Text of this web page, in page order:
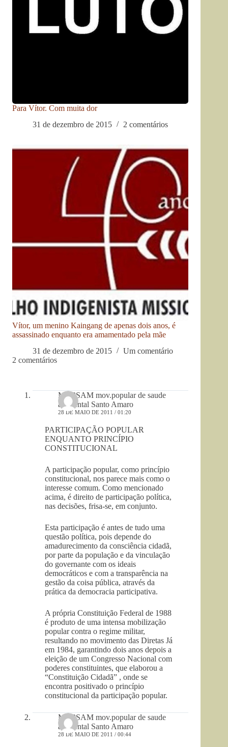
Para Vítor. Com muita dor
31 de dezembro de 2015
2 comentários
Vítor, um menino Kaingang de apenas dois anos, é
assassinado enquanto era amamentado pela mãe
31 de dezembro de 2015
Um comentário
2 comentários
MOPSAM mov.popular de saude
ambiental Santo Amaro
28 DE MAIO DE 2011 / 01:20
PARTICIPAÇÃO POPULAR
ENQUANTO PRINCÍPIO
CONSTITUCIONAL
A participação popular, como princípio
constitucional, nos parece mais como o
interesse comum. Como mencionado
acima, é direito de participação política,
nas decisões, frisa-se, em conjunto.
Esta participação é antes de tudo uma
questão política, pois depende do
amadurecimento da consciência cidadã,
por parte da população e da vinculação
do governante com os ideais
democráticos e com a transparência na
gestão da coisa pública, através da
prática da democracia participativa.
A própria Constituição Federal de 1988
é produto de uma intensa mobilização
popular contra o regime militar,
resultando no movimento das Diretas Já
em 1984, garantindo dois anos depois a
eleição de um Congresso Nacional com
poderes constituintes, que elaborou a
“Constituição Cidadã” , onde se
encontra positivado o princípio
constitucional da participação popular.
MOPSAM mov.popular de saude
ambiental Santo Amaro
28 DE MAIO DE 2011 / 00:44